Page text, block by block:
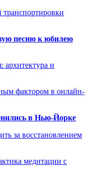
транспортировки
песню к юбилею
архитектура и
фактором в онлайн-
в Нью-Йорке
за восстановлением
медитации с